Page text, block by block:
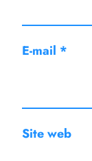
E-mail *
Site web